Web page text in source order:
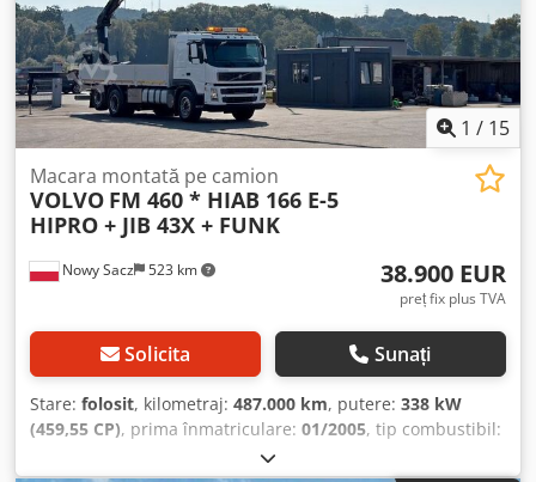
1 / 15
Nowy Sacz 523 km
Macara montată pe camion
VOLVO FM 460 * HIAB 166 E-5
HIPRO + JIB 43X + FUNK
38.900 EUR
preț fix plus TVA
Solicita Sunați
Stare: folosit, kilometraj: 487.000 km, putere: 338 kW
(459,55 CP), prima înmatriculare: 01/2005, tip combustibil:
28.000 kg